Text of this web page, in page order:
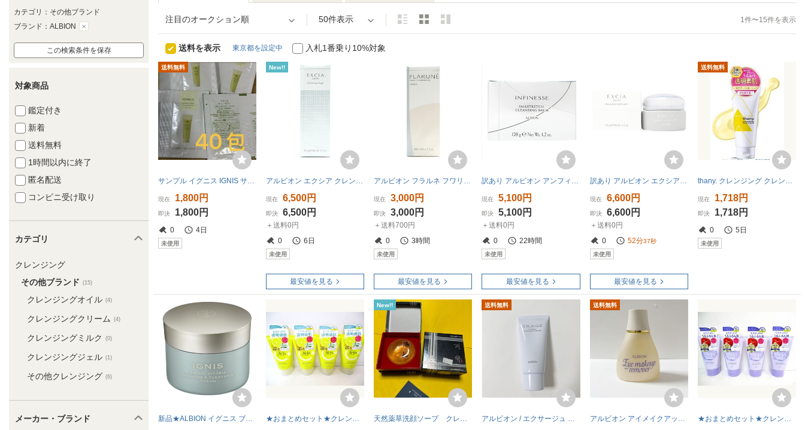
カテゴリ：その他ブランド
ブランド：ALBION
この検索条件を保存
対象商品
鑑定付き
新着
送料無料
1時間以内に終了
匿名配送
コンビニ受け取り
カテゴリ
クレンジング
その他ブランド (15)
クレンジングオイル (4)
クレンジングクリーム (4)
クレンジングミルク (0)
クレンジングジェル (1)
その他クレンジング (6)
メーカー・ブランド
注目のオークション順 50件表示 1件〜15件を表示
送料を表示 東京都を設定中 入札1番乗り10%対象
送料無料
サンプル イグニス IGNIS サニーサワー クレンジング メイク落とし 洗顔料ジュレ 40包入り
現在 1,800円
即決 1,800円
0 4日
未使用
New!!
アルビオン エクシア クレンジングオイルジェル 150g
現在 6,500円
即決 6,500円
＋送料0円
0
6日
未使用
最安値を見る
アルビオン フラルネ フワリィ クレンジングオイル 200ml
現在 3,000円
即決 3,000円
＋送料700円
0
3時間
未使用
最安値を見る
訳あり アルビオン アンフィネス スマストレッチ クレンジングバーム 120g
現在 5,100円
即決 5,100円
＋送料0円
0
22時間
未使用
最安値を見る
訳あり アルビオン エクシア クレンジング ソリッドバーム 120g
現在 6,600円
即決 6,600円
＋送料0円
0
52分36秒
未使用
最安値を見る
送料無料
thany. クレンジング クレンジングジェル メイク落とし 5種のビタミンC誘導体 W洗顔不要 毛穴 角質 保湿 うるおい 透明感 柑橘の香り
現在 1,718円
即決 1,718円
0 5日
未使用
新品★ALBION イグニス ブライト エフフォーリア マッサージ＆クレンジングクリーム 180g★ ★おまとめセット★クレンジングリサーチ★ウォッシュクレンジングC★120g×4個★新品未開封品★
New!!
天然薬草洗顔ソープ クレンジング用 ２個セット
送料無料
アルビオン / エクサージュ クリアリィ クレンジングクリーム W クレンジングクリーム 18ｇ
送料無料
アルビオン アイメイクアップリムーバー 80ml クレンジング ポイントメイクリムーバー 定価1320円 ★おまとめセット★クレンジングリサーチ★ウォッシュクレンジングA★120g×4個★新品未開封品★